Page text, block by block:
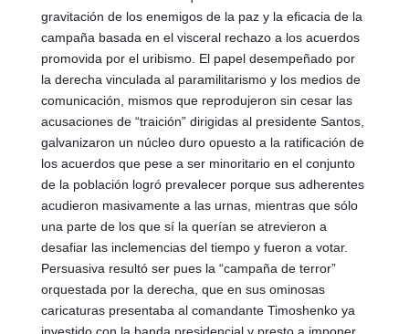
gravitación de los enemigos de la paz y la eficacia de la
campaña basada en el visceral rechazo a los acuerdos
promovida por el uribismo. El papel desempeñado por
la derecha vinculada al paramilitarismo y los medios de
comunicación, mismos que reprodujeron sin cesar las
acusaciones de “traición” dirigidas al presidente Santos,
galvanizaron un núcleo duro opuesto a la ratificación de
los acuerdos que pese a ser minoritario en el conjunto
de la población logró prevalecer porque sus adherentes
acudieron masivamente a las urnas, mientras que sólo
una parte de los que sí la querían se atrevieron a
desafiar las inclemencias del tiempo y fueron a votar.
Persuasiva resultó ser pues la “campaña de terror”
orquestada por la derecha, que en sus ominosas
caricaturas presentaba al comandante Timoshenko ya